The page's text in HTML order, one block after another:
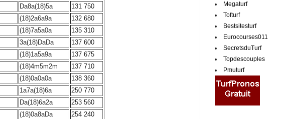
Da8a(18)5a
131 750
(18)2a6a9a
132 680
(18)7a5a0a
135 310
3a(18)DaDa
137 600
(18)1a5a9a
137 675
(18)4m5m2m
137 710
(18)0a0a0a
138 360
1a7a(18)6a
250 770
Da(18)6a2a
253 560
(18)0a8aDa
254 240
Megaturf
Tofturf
Bestsitesturf
Eurocourses011
SecretsduTurf
Topdescouples
Pmuturf